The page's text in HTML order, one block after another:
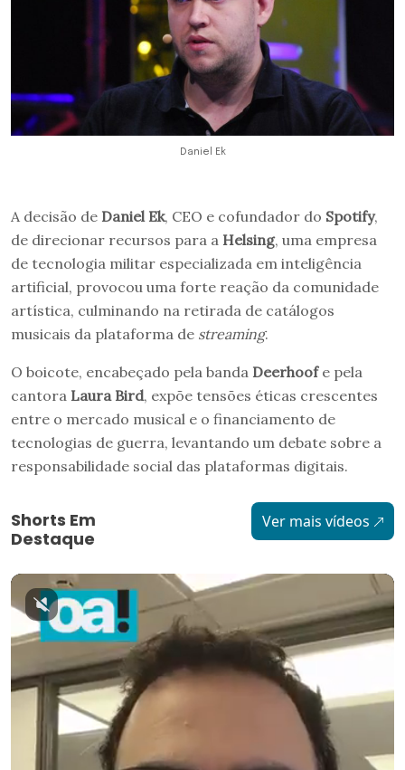
Daniel Ek
A decisão de Daniel Ek, CEO e cofundador do Spotify,
de direcionar recursos para a Helsing, uma empresa
de tecnologia militar especializada em inteligência
artificial, provocou uma forte reação da comunidade
artística, culminando na retirada de catálogos
musicais da plataforma de streaming.
O boicote, encabeçado pela banda Deerhoofe pela
cantora Laura Bird, expõe tensões éticas crescentes
entre o mercado musical e o financiamento de
tecnologias de guerra, levantando um debate sobre a
responsabilidade social das plataformas digitais.
Shorts Em
Destaque
Ver mais vídeos